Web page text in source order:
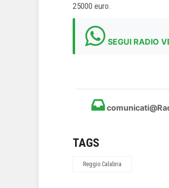
25000 euro.
SEGUI RADIO
TAGS
Reggio Calabria